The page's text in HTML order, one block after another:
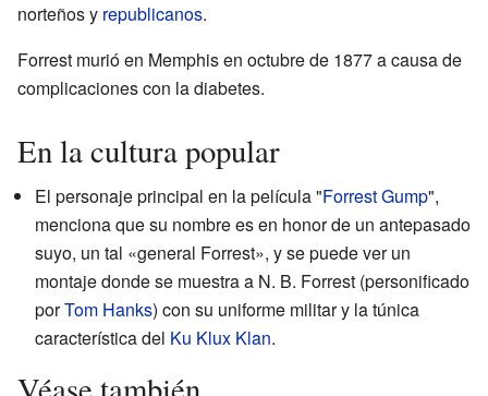
norteños y republicanos.
Forrest murió en Memphis en octubre de 1877 a causa de
complicaciones con la diabetes.
En la cultura popular
El personaje principal en la película "Forrest Gump",
menciona que su nombre es en honor de un antepasado
suyo, un tal «general Forrest», y se puede ver un
montaje donde se muestra a N. B. Forrest (personificado
porTom Hanks) con su uniforme militar y la túnica
característica del Ku Klux Klan.